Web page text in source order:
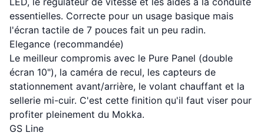
essentielles. Correcte pour un usage basique mais
l'écran tactile de 7 pouces fait un peu radin.
Elegance (recommandée)
Le meilleur compromis avec le Pure Panel (double
écran 10"), la caméra de recul, les capteurs de
stationnement avant/arrière, le volant chauffant et la
sellerie mi-cuir. C'est cette finition qu'il faut viser pour
profiter pleinement du Mokka.
GS Line